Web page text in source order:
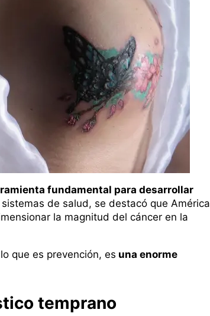
fundamental para desarrollar
de salud, se destacó que América
la magnitud del cáncer en la
que es prevención, es una enorme
temprano